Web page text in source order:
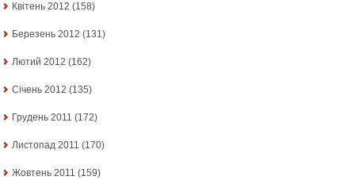
Квітень 2012 (158)
Березень 2012 (131)
Лютий 2012 (162)
Січень 2012 (135)
Грудень 2011 (172)
Листопад 2011 (170)
Жовтень 2011 (159)